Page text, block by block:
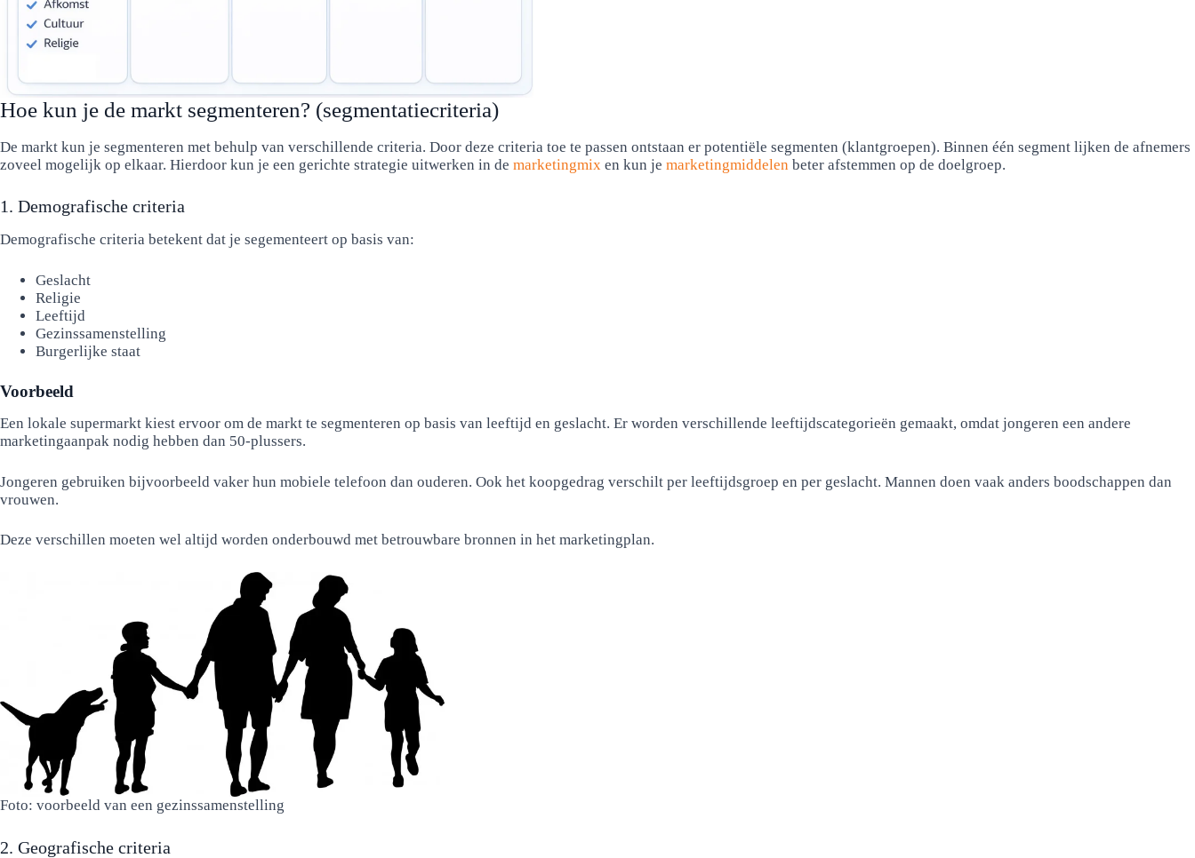
Hoe kun je de markt segmenteren? (segmentatiecriteria)
De markt kun je segmenteren met behulp van verschillende criteria. Door deze criteria toe te passen ontstaan er potentiële segmenten (klantgroepen). Binnen één segment lijken de afnemers
zoveel mogelijk op elkaar. Hierdoor kun je een gerichte strategie uitwerken in de marketingmix en kun je marketingmiddelen beter afstemmen op de doelgroep.
1. Demografische criteria
Demografische criteria betekent dat je segementeert op basis van:
Geslacht
Religie
Leeftijd
Gezinssamenstelling
Burgerlijke staat
Voorbeeld
Een lokale supermarkt kiest ervoor om de markt te segmenteren op basis van leeftijd en geslacht. Er worden verschillende leeftijdscategorieën gemaakt, omdat jongeren een andere
marketingaanpak nodig hebben dan 50-plussers.
Jongeren gebruiken bijvoorbeeld vaker hun mobiele telefoon dan ouderen. Ook het koopgedrag verschilt per leeftijdsgroep en per geslacht. Mannen doen vaak anders boodschappen dan
vrouwen.
Deze verschillen moeten wel altijd worden onderbouwd met betrouwbare bronnen in het marketingplan.
Foto: voorbeeld van een gezinssamenstelling
2. Geografische criteria